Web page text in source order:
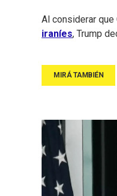
Al considerar que
iraníes, Trump